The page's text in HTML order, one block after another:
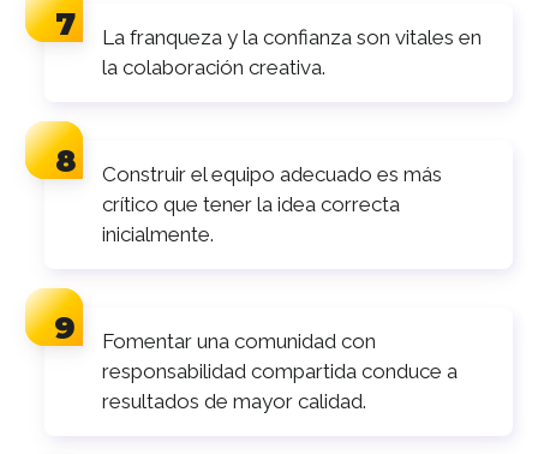
La franqueza y la confianza son vitales en
la colaboración creativa.
Construir el equipo adecuado es más
crítico que tener la idea correcta
inicialmente.
Fomentar una comunidad con
responsabilidad compartida conduce a
resultados de mayor calidad.